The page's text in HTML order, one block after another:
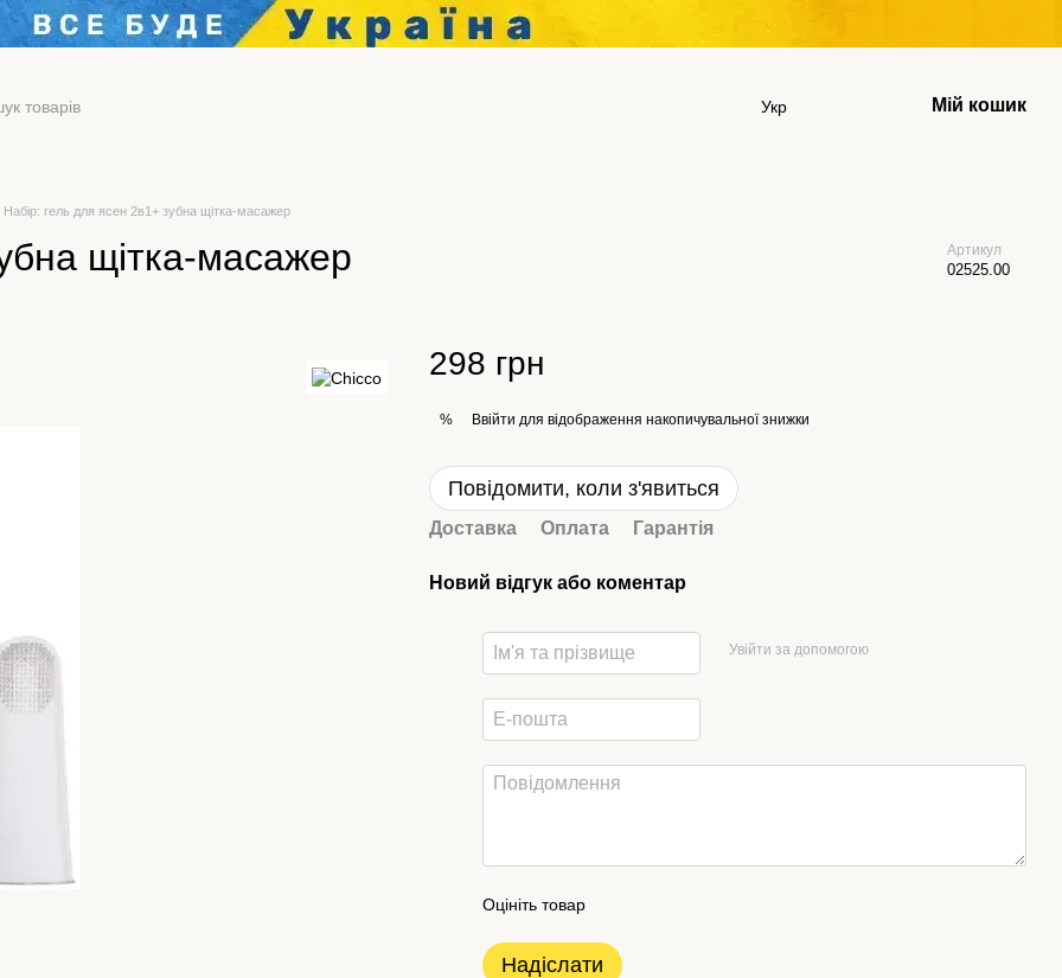
Укр Мій кошик
Набір: гель для ясен 2в1+ зубна щітка-масажер
щітка-масажер Артикул
02525.00
298 грн
% Ввійти для відображення накопичувальної знижки
Повідомити, коли з'явиться
Доставка Оплата Гарантія
Новий відгук або коментар
Увійти за допомогою
Оцініть товар
Надіслати